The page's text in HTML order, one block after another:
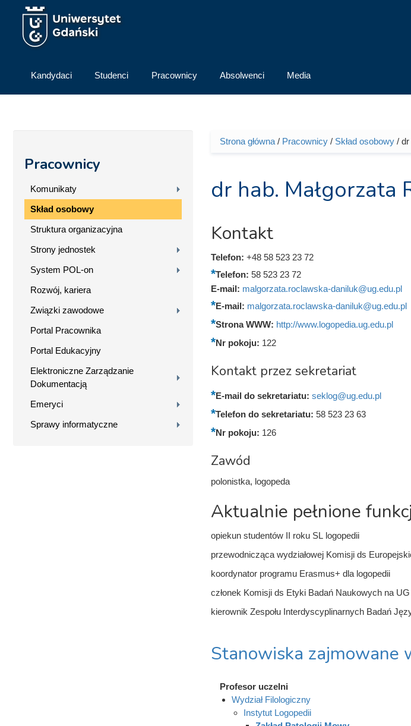
Przejdź do treści
Kandydaci Studenci Pracownicy Absolwenci Media
Pracownicy
Komunikaty
Skład osobowy
Struktura organizacyjna
Strony jednostek
System POL-on
Rozwój, kariera
Związki zawodowe
Portal Pracownika
Portal Edukacyjny
Elektroniczne Zarządzanie
Dokumentacją
Emeryci
Sprawy informatyczne
Jesteś tutaj
Strona główna/ Pracownicy/ Skład osobowy/ dr
dr hab. Małgorzata
Kontakt
Telefon: +48 58 523 23 72
Telefon: 58 523 23 72
E-mail: malgorzata.roclawska-daniluk@ug.edu.pl
E-mail: malgorzata.roclawska-daniluk@ug.edu.pl
Strona WWW: http://www.logopedia.ug.edu.pl
Nr pokoju: 122
Kontakt przez sekretariat
E-mail do sekretariatu: seklog@ug.edu.pl
Telefon do sekretariatu: 58 523 23 63
Nr pokoju: 126
Zawód
polonistka, logopeda
Aktualnie pełnione
opiekun studentów II roku SL logopedii
przewodnicząca wydziałowej Komisji ds
koordynator programu Erasmus+ dla logopedii
członek Komisji ds Etyki Badań Naukowych na UG
kierownik Zespołu Interdyscyplinarnych Badań
Stanowiska zajmowane
Profesor uczelni
Wydział Filologiczny
Instytut Logopedii